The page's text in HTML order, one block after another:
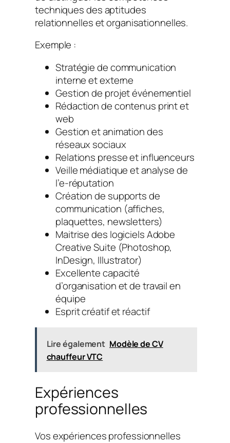
techniques des aptitudes
relationnelles et organisationnelles.
Exemple :
Stratégie de communication
interne et externe
Gestion de projet événementiel
Rédaction de contenus print et
web
Gestion et animation des
réseaux sociaux
Relations presse et influenceurs
Veille médiatique et analyse de
l’e-réputation
Création de supports de
communication (affiches,
plaquettes, newsletters)
Maitrise des logiciels Adobe
Creative Suite (Photoshop,
InDesign, Illustrator)
Excellente capacité
d’organisation et de travail en
équipe
Esprit créatif et réactif
Lire également Modèle de CV
chauffeur VTC
Expériences
professionnelles
Vos expériences professionnelles